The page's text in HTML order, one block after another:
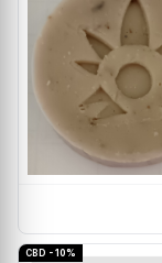
CBD - 10%